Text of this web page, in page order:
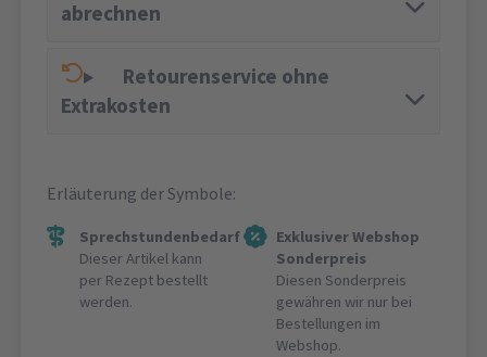
abrechnen
Retourenservice ohne
Extrakosten
Erläuterung der Symbole:
Sprechstundenbedarf
Dieser Artikel kann
per Rezept bestellt
werden.
Exklusiver Webshop
Sonderpreis
Diesen Sonderpreis
gewähren wir nur bei
Bestellungen im
Webshop.